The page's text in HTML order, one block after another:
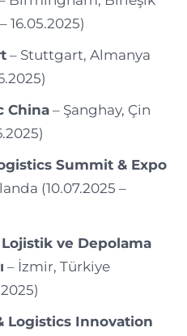
16.05.2025)
– Stuttgart, Almanya
China– Şanghay, Çin
Summit & Expo
(10.07.2025 –
ve Depolama
– İzmir, Türkiye
Logistics Innovation